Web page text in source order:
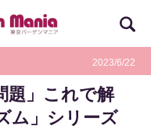
2023/6/22
題」これで解
ム」シリーズ